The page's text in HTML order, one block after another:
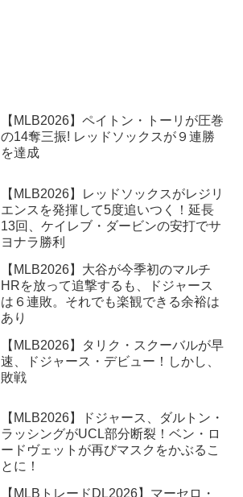
【MLB2026】ペイトン・トーリが圧巻
の14奪三振! レッドソックスが９連勝
を達成
【MLB2026】レッドソックスがレジリ
エンスを発揮して5度追いつく！延長
13回、ケイレブ・ダービンの安打でサ
ヨナラ勝利
【MLB2026】大谷が今季初のマルチ
HRを放って追撃するも、ドジャース
は６連敗。それでも楽観できる余裕は
あり
【MLB2026】タリク・スクーバルが早
速、ドジャース・デビュー！しかし、
敗戦
【MLB2026】ドジャース、ダルトン・
ラッシングがUCL部分断裂！ベン・ロ
ードヴェットが再びマスクをかぶるこ
とに！
【MLBトレードDL2026】マーセロ・